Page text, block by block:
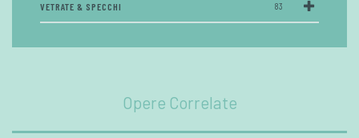
VETRATE & SPECCHI 83
Opere Correlate